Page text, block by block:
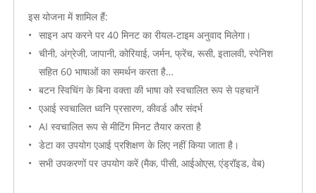
इस योजना में शामिल हैं:
साइन अप करने पर 40 मिनट का रीयल-टाइम अनुवाद मिलेगा।
चीनी, अंग्रेजी, जापानी, कोरियाई, जर्मन, फ्रेंच, रूसी, इतालवी, स्पेनिश
सहित 60 भाषाओं का समर्थन करता है…
बटन स्विचिंग के बिना वक्ता की भाषा को स्वचालित रूप से पहचानें
एआई स्वचालित ध्वनि प्रसारण, कीवर्ड और संदर्भ
AI स्वचालित रूप से मीटिंग मिनट तैयार करता है
डेटा का उपयोग एआई प्रशिक्षण के लिए नहीं किया जाता है।
सभी उपकरणों पर उपयोग करें (मैक, पीसी, आईओएस, एंड्रॉइड, वेब)
यह मूल्य उद्धरण जारी होने की तिथि से 30 दिनों तक वैध है।
जारीकर्ता: Transync AI इंक.
कीमतों के लिए Transync AI अंतर्राष्ट्रीय उद्यम की सेवाएं निम्नलिखित हैं:
1 Transync AI एंटरप्राइज सीट सेवा